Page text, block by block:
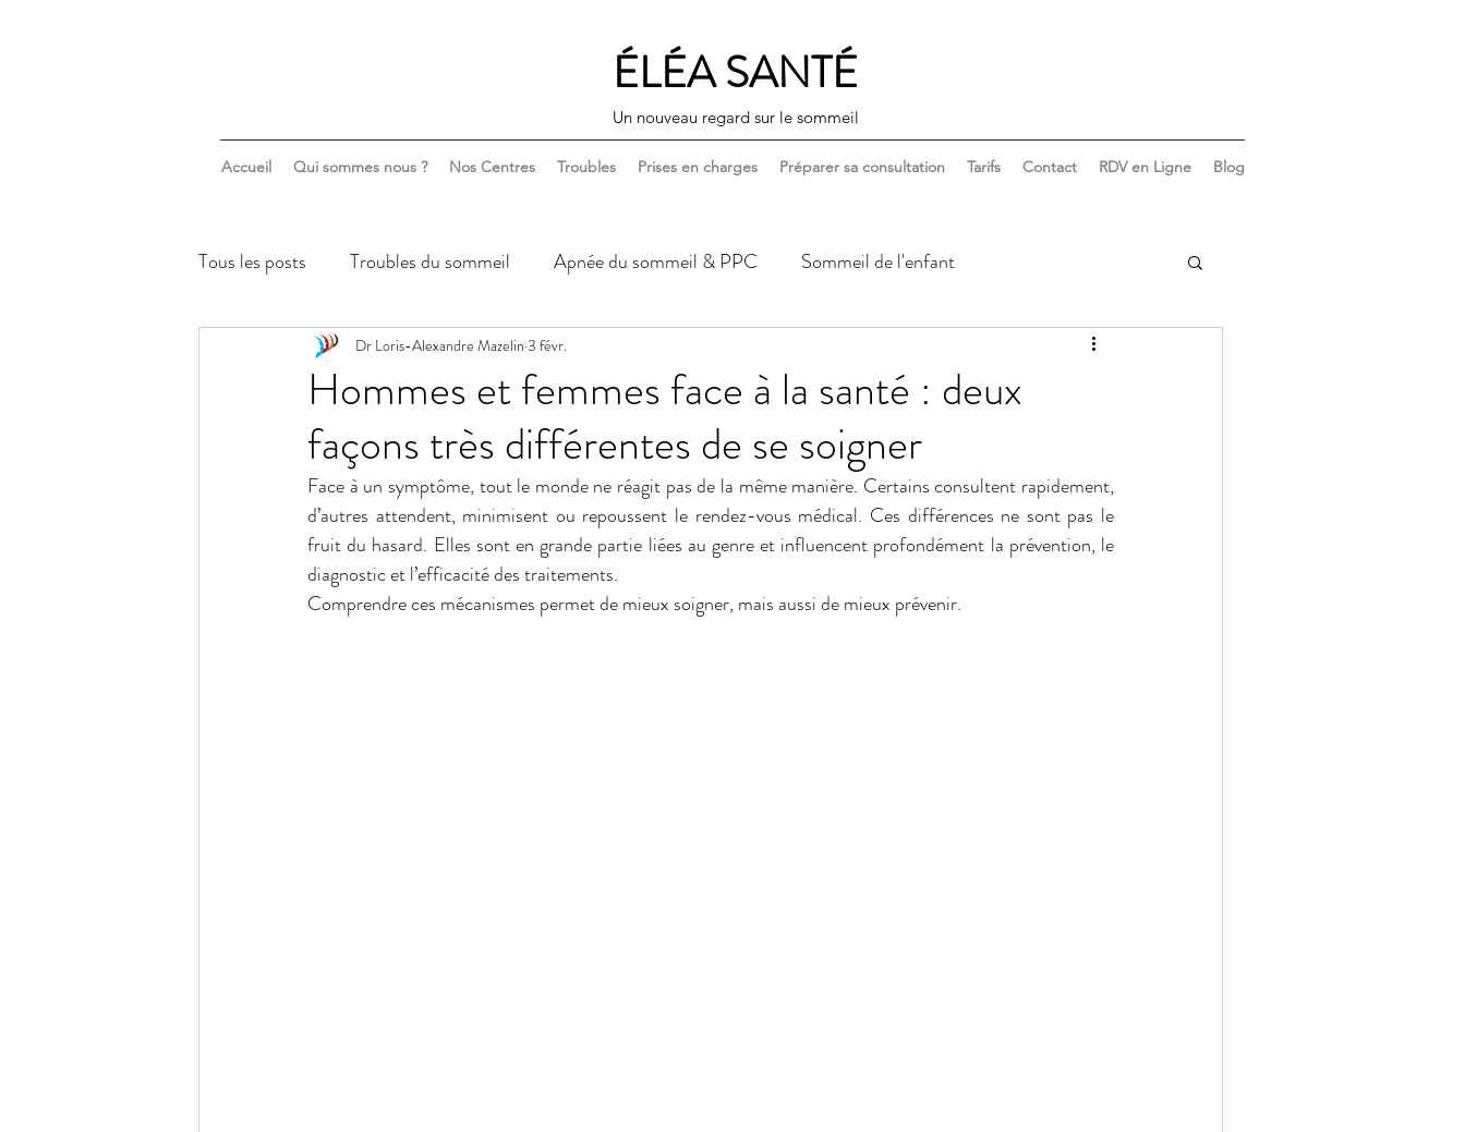
ÉLÉA SANTÉ
Un nouveau regard sur le sommeil
Accueil Qui sommes nous ? Nos Centres Troubles Prises en charges Préparer sa consultation Tarifs Contact RDV en Ligne Blog
Tous les posts Troubles du sommeil Apnée du sommeil & PPC Sommeil de l'enfant
Sommeil & santé mentale Sommeil, corps & santé
Hommes et femmes face à la santé : deux
façons très différentes de se soigner
Dr Loris-Alexandre Mazelin 3 févr.
Face à un symptôme, tout le monde ne réagit pas de la même manière. Certains consultent rapidement,
d’autres attendent, minimisent ou repoussent le rendez-vous médical. Ces différences ne sont pas le
fruit du hasard. Elles sont en grande partie liées au genre et influencent profondément la prévention, le
diagnostic et l’efficacité des traitements.
Comprendre ces mécanismes permet de mieux soigner, mais aussi de mieux prévenir.